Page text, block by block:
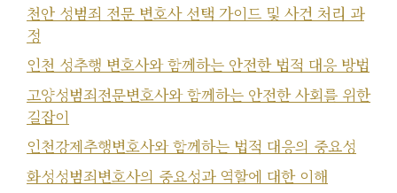
천안 성범죄 전문 변호사 선택 가이드 및 사건 처리 과
정
인천 성추행 변호사와 함께하는 안전한 법적 대응 방법
고양성범죄전문변호사와 함께하는 안전한 사회를 위한
길잡이
인천강제추행변호사와 함께하는 법적 대응의 중요성
화성성범죄변호사의 중요성과 역할에 대한 이해